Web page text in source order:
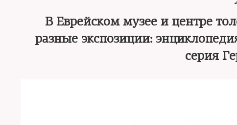
В Еврейском музее и центре
разные экспозиции:
серия